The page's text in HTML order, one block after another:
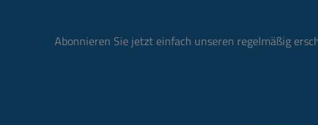
Register)
Materialstärke:
Abonnieren Sie jetzt einfach unseren regelmäßig